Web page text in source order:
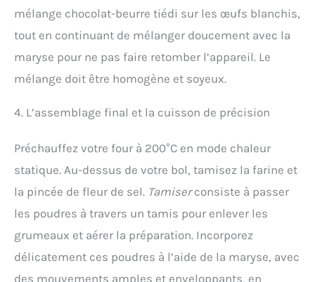
mélange chocolat-beurre tiédi sur les œufs blanchis,
tout en continuant de mélanger doucement avec la
maryse pour ne pas faire retomber l’appareil. Le
mélange doit être homogène et soyeux.
4. L’assemblage final et la cuisson de précision
Préchauffez votre four à 200°C en mode chaleur
statique. Au-dessus de votre bol, tamisez la farine et
la pincée de fleur de sel. Tamiserconsiste à passer
les poudres à travers un tamis pour enlever les
grumeaux et aérer la préparation. Incorporez
délicatement ces poudres à l’aide de la maryse, avec
des mouvements amples et enveloppants, en